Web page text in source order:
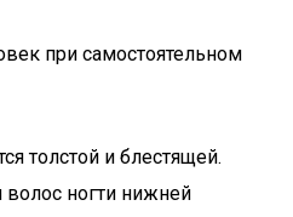
при самостоятельном
толстой и блестящей.
ногти нижней